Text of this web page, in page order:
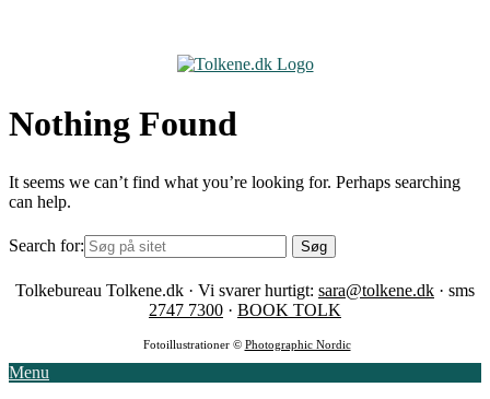
Nothing Found
It seems we can’t find what you’re looking for. Perhaps searching
can help.
Search for:
Tolkebureau Tolkene.dk · Vi svarer hurtigt: sara@tolkene.dk · sms
2747 7300 · BOOK TOLK
Fotoillustrationer © Photographic Nordic
Menu